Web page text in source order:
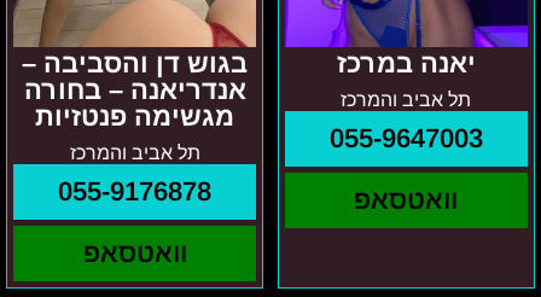
יאנה במרכז
תל אביב והמרכז
055-9647003
וואטסאפ
בגוש דן והסביבה –
אנדריאנה – בחורה
מגשימה פנטזיות
תל אביב והמרכז
055-9176878
וואטסאפ